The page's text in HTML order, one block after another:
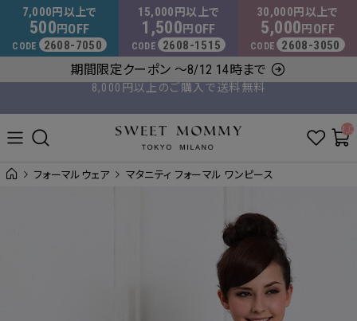
マタニティウェア・授乳服のスウィートマミー
7,000 円以上で
500 円 OFF
CODE 2608-7050
15,000 円以上で
1,500 円 OFF
CODE 2608-1515
30,000 円以上で
5,000 円 OFF
CODE 2608-3050
期間限定クーポン ～8/12 14時まで
8,000円以上のご購入で送料無料
フォーマルウェア マタニティ フォーマル ワンピース